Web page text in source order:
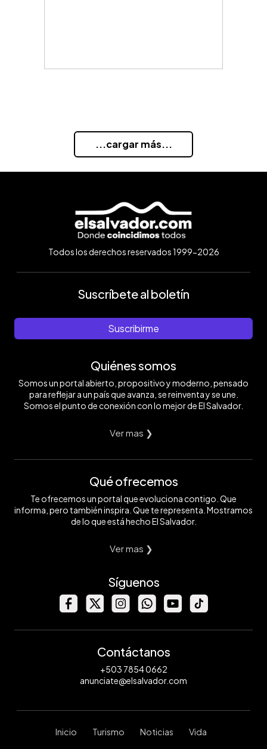
...cargar más...
Todos los derechos reservados 1999-2026
Suscríbete al boletín
Suscribirme
Quiénes somos
Somos un portal abierto, propositivo y moderno, pensado
para reflejar a un país que avanza, se reinventa y se une.
Somos el punto de conexión con lo mejor de El Salvador.
Ver mas ❯
Qué ofrecemos
Te ofrecemos un portal que evoluciona contigo. Que
informa, pero también inspira. Que te representa. Mostramos
de lo que está hecho El Salvador.
Ver mas ❯
Síguenos
Contáctanos
+503 7854 0662
anunciate@elsalvador.com
Inicio Turismo Noticias Vida